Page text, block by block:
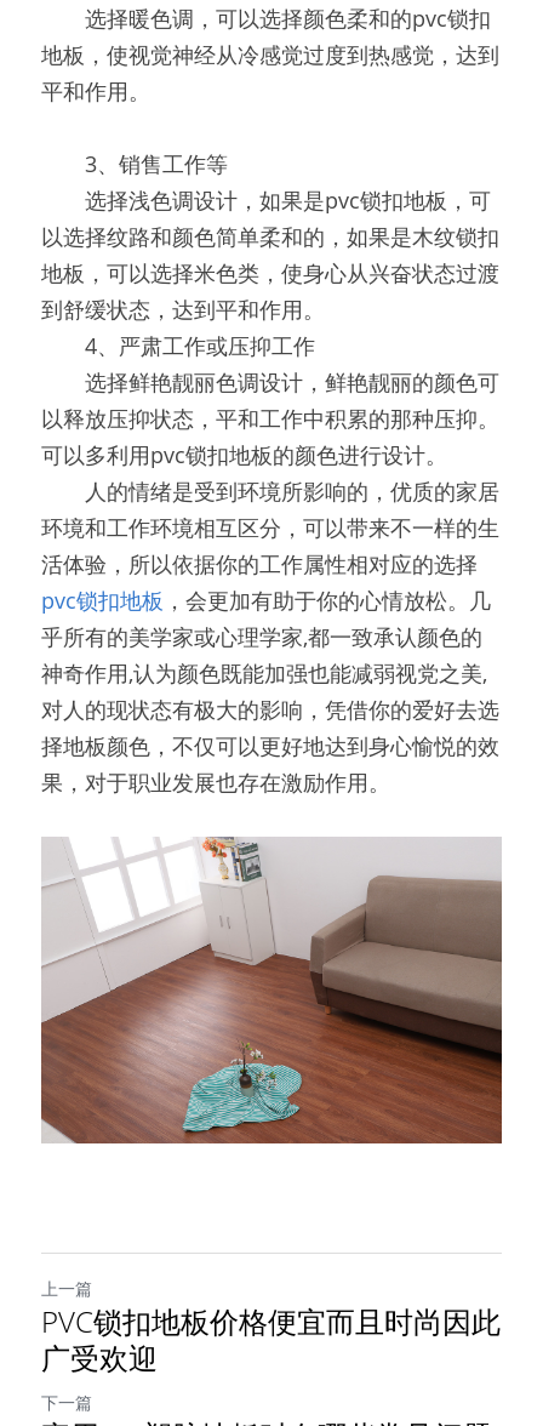
选择暖色调，可以选择颜色柔和的pvc锁扣
地板，使视觉神经从冷感觉过度到热感觉，达到
平和作用。
3、销售工作等
选择浅色调设计，如果是pvc锁扣地板，可
以选择纹路和颜色简单柔和的，如果是木纹锁扣
地板，可以选择米色类，使身心从兴奋状态过渡
到舒缓状态，达到平和作用。
4、严肃工作或压抑工作
选择鲜艳靓丽色调设计，鲜艳靓丽的颜色可
以释放压抑状态，平和工作中积累的那种压抑。
可以多利用pvc锁扣地板的颜色进行设计。
人的情绪是受到环境所影响的，优质的家居
环境和工作环境相互区分，可以带来不一样的生
活体验，所以依据你的工作属性相对应的选择
pvc锁扣地板 ，会更加有助于你的心情放松。几
乎所有的美学家或心理学家,都一致承认颜色的
神奇作用,认为颜色既能加强也能减弱视党之美,
对人的现状态有极大的影响，凭借你的爱好去选
择地板颜色，不仅可以更好地达到身心愉悦的效
果，对于职业发展也存在激励作用。
上一篇
PVC锁扣地板价格便宜而且时尚因此
广受欢迎
下一篇